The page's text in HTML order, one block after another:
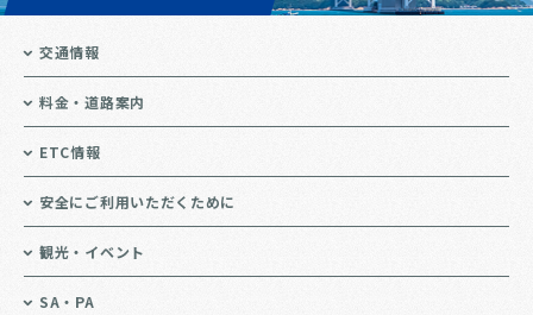
交通情報
料金・道路案内
ETC情報
安全にご利用いただくために
観光・イベント
SA・PA